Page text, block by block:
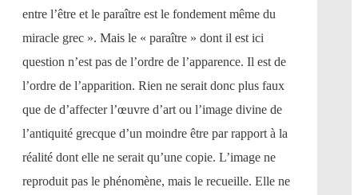
entre l’être et le paraître est le fondement même du
miracle grec ». Mais le « paraître » dont il est ici
question n’est pas de l’ordre de l’apparence. Il est de
l’ordre de l’apparition. Rien ne serait donc plus faux
que de d’affecter l’œuvre d’art ou l’image divine de
l’antiquité grecque d’un moindre être par rapport à la
réalité dont elle ne serait qu’une copie. L’image ne
reproduit pas le phénomène, mais le recueille. Elle ne